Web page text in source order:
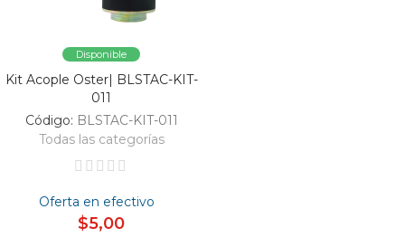
Disponible
Kit Acople Oster| BLSTAC-KIT-
011
Código: BLSTAC-KIT-011
Todas las categorías
Oferta en efectivo
$5,00